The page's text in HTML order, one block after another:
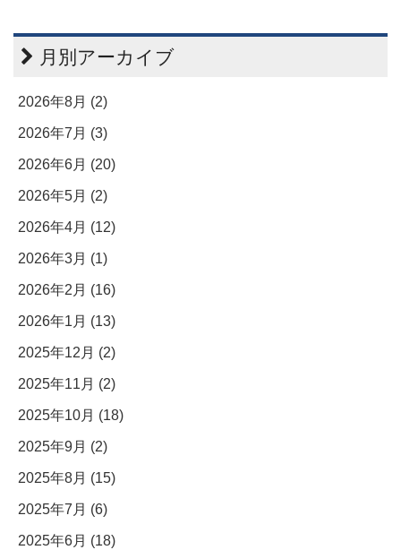
月別アーカイブ
2026年8月 (2)
2026年7月 (3)
2026年6月 (20)
2026年5月 (2)
2026年4月 (12)
2026年3月 (1)
2026年2月 (16)
2026年1月 (13)
2025年12月 (2)
2025年11月 (2)
2025年10月 (18)
2025年9月 (2)
2025年8月 (15)
2025年7月 (6)
2025年6月 (18)